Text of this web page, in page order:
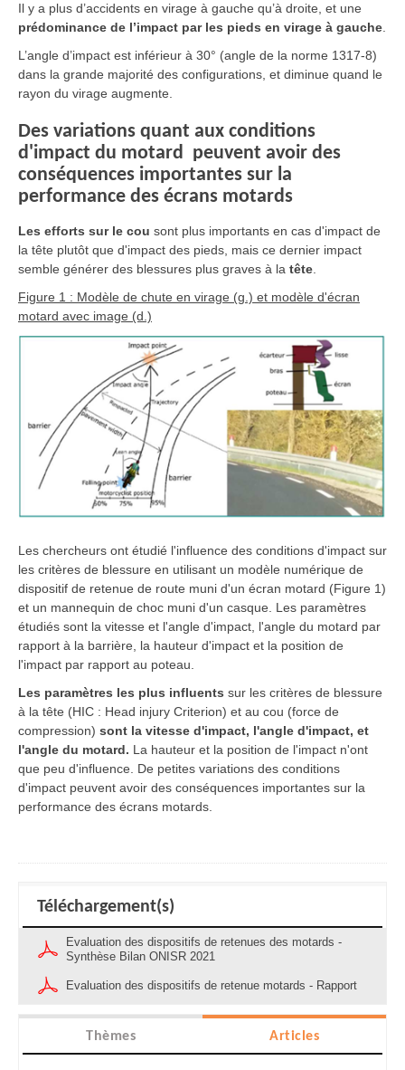
Il y a plus d’accidents en virage à gauche qu’à droite, et une
prédominance de l’impact par les pieds en virage à gauche
L’angle d’impact est inférieur à 30° (angle de la norme 1317-8)
dans la grande majorité des configurations, et diminue quand le
rayon du virage augmente.
Des variations quant aux conditions
d'impact du motard peuvent avoir des
conséquences importantes sur la
performance des écrans motards
Les efforts sur le cou sont plus importants en cas d'impact de
la tête plutôt que d'impact des pieds, mais ce dernier impact
semble générer des blessures plus graves à la tête
Figure 1 : Modèle de chute en virage (g.) et modèle d'écran
motard avec image (d.)
Les chercheurs ont étudié l'influence des conditions d'impact sur
les critères de blessure en utilisant un modèle numérique de
dispositif de retenue de route muni d'un écran motard (Figure 1)
et un mannequin de choc muni d'un casque. Les paramètres
étudiés sont la vitesse et l'angle d'impact, l'angle du motard par
rapport à la barrière, la hauteur d'impact et la position de
l'impact par rapport au poteau.
Les paramètres les plus influents sur les critères de blessure
à la tête (HIC : Head injury Criterion) et au cou (force de
compression) sont la vitesse d'impact, l'angle d'impact, et
l'angle du motard. La hauteur et la position de l'impact n'ont
que peu d'influence. De petites variations des conditions
d'impact peuvent avoir des conséquences importantes sur la
performance des écrans motards.
Téléchargement(s)
Evaluation des dispositifs de retenues des motards -
Synthèse Bilan ONISR 2021
Evaluation des dispositifs de retenue motards - Rapport
Thèmes Articles